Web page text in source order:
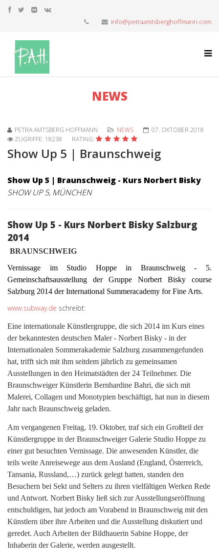
info@petraamtsberghoffmann.com
NEWS
PETRA AMTSBERG HOFFMANN NEWS
07. OKTOBER 2018
ZUGRIFFE: 18238
RATING:
Show Up 5 | Braunschweig
Show Up 5 | Braunschweig - Kurs Norbert Bisky
SHOW UP 5, MÜNCHEN
Show Up 5 - Kurs Norbert Bisky Salzburg
2014
BRAUNSCHWEIG
Vernissage im Studio Hoppe in Braunschweig - 5.
Gemeinschaftsausstellung der Gruppe Norbert Bisky course
Salzburg 2014 der International Summeracademy for Fine Arts.
www.subway.de schreibt:
Eine internationale Künstlergruppe, die sich 2014 im Kurs eines
der bekanntesten deutschen Maler - Norbert Bisky - in der
Internationalen Sommerakademie Salzburg zusammengefunden
hat, trifft sich mit ihm seitdem jährlich zu gemeinsamen
Ausstellungen in den Heimatstädten der 24 Teilnehmer. Die
Braunschweiger Künstlerin Bernhardine Bahri, die sich mit
Malerei, Collagen und Monotypien beschäftigt, hat nun in diesem
Jahr nach Braunschweig geladen.
Am vergangenen Freitag, 19. Oktober, traf sich ein Großteil der
Künstlergruppe in der Braunschweiger Galerie Studio Hoppe zu
einer gut besuchten Vernissage. Die anwesenden Künstler, die
teils weite Anreisewege aus dem Ausland (England, Österreich,
Tansania, Russland,…) zurück gelegt hatten, standen den
Besuchern bei Sekt und Selters zu ihren vielfältigen Werken Rede
und Antwort. Norbert Bisky ließ sich zur Ausstellungseröffnung
entschuldigen, hat jedoch am Vorabend in Braunschweig mit den
Künstlern über ihre Arbeiten und die Ausstellung diskutiert und
geredet. Auch Arbeiten der Bildhauerin Sabine Hoppe, der
Inhaberin der Galerie, werden ausgestellt.